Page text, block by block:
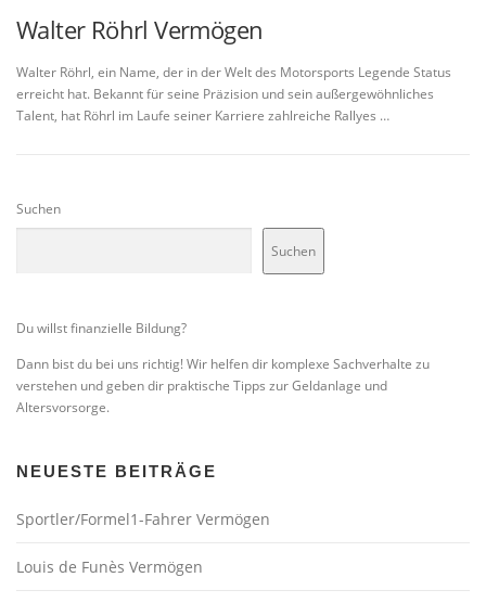
Walter Röhrl Vermögen
Walter Röhrl, ein Name, der in der Welt des Motorsports Legende Status
erreicht hat. Bekannt für seine Präzision und sein außergewöhnliches
Talent, hat Röhrl im Laufe seiner Karriere zahlreiche Rallyes …
Suchen
Suchen
Du willst finanzielle Bildung?
Dann bist du bei uns richtig! Wir helfen dir komplexe Sachverhalte zu
verstehen und geben dir praktische Tipps zur Geldanlage und
Altersvorsorge.
NEUESTE BEITRÄGE
Sportler/Formel1-Fahrer Vermögen
Louis de Funès Vermögen